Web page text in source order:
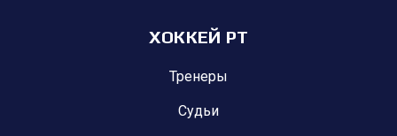
ХОККЕЙ РТ
Тренеры
Судьи